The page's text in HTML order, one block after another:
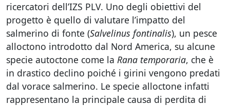
ricercatori dell’IZS PLV. Uno degli obiettivi del
progetto è quello di valutare l’impatto del
salmerino di fonte (Salvelinus fontinalis), un pesce
alloctono introdotto dal Nord America, su alcune
specie autoctone come la Rana temporaria, che è
in drastico declino poiché i girini vengono predati
dal vorace salmerino. Le specie alloctone infatti
rappresentano la principale causa di perdita di